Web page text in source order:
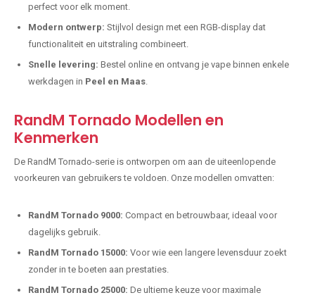
perfect voor elk moment.
Modern ontwerp: Stijlvol design met een RGB-display dat
functionaliteit en uitstraling combineert.
Snelle levering: Bestel online en ontvang je vape binnen enkele
werkdagen in Peel en Maas
RandM Tornado Modellen en
Kenmerken
De RandM Tornado-serie is ontworpen om aan de uiteenlopende
voorkeuren van gebruikers te voldoen. Onze modellen omvatten:
RandM Tornado 9000: Compact en betrouwbaar, ideaal voor
dagelijks gebruik.
RandM Tornado 15000: Voor wie een langere levensduur zoekt
zonder in te boeten aan prestaties.
RandM Tornado 25000: De ultieme keuze voor maximale